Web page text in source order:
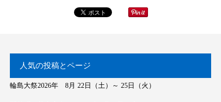
人気の投稿とページ
輪島大祭2026年 8月 22日（土）～ 25日（火）